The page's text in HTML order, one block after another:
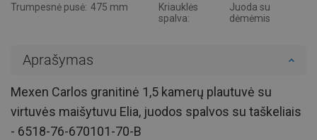
Trumpesnė pusė: 475 mm
Kriauklės
spalva:
Juoda su
dėmėmis
Aprašymas
Mexen Carlos granitinė 1,5 kamerų plautuvė su
virtuvės maišytuvu Elia, juodos spalvos su taškeliais
- 6518-76-670101-70-B